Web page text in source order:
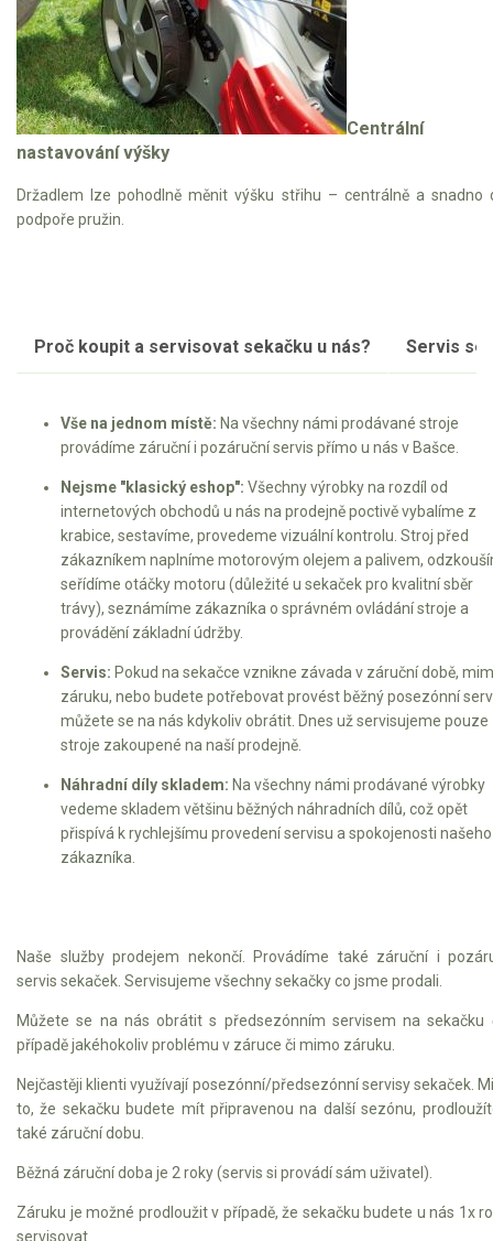
Centrální
nastavování výšky
Držadlem lze pohodlně měnit výšku střihu – centrálně a snadno
podpoře pružin.
Proč koupit a servisovat sekačku u nás? Servis
Vše na jednom místě: Na všechny námi prodávané stroje
provádíme záruční i pozáruční servis přímo u nás v Bašce.
Nejsme "klasický eshop": Všechny výrobky na rozdíl od
internetových obchodů u nás na prodejně poctivě vybalíme z
krabice, sestavíme, provedeme vizuální kontrolu. Stroj před
zákazníkem naplníme motorovým olejem a palivem,
seřídíme otáčky motoru (důležité u sekaček pro kvalitní sběr
trávy), seznámíme zákazníka o správném ovládání stroje a
provádění základní údržby.
Servis: Pokud na sekačce vznikne závada v záruční době,
záruku, nebo budete potřebovat provést běžný posezónní
můžete se na nás kdykoliv obrátit. Dnes už servisujeme pouze
stroje zakoupené na naší prodejně.
Náhradní díly skladem: Na všechny námi prodávané výrobky
vedeme skladem většinu běžných náhradních dílů, což opět
přispívá k rychlejšímu provedení servisu a spokojenosti našeho
zákazníka.
Naše služby prodejem nekončí. Provádíme také záruční i
servis sekaček. Servisujeme všechny sekačky co jsme prodali.
Můžete se na nás obrátit s předsezónním servisem na sekačku
případě jakéhokoliv problému v záruce či mimo záruku.
Nejčastěji klienti využívají posezónní/předsezónní servisy sekaček.
to, že sekačku budete mít připravenou na další sezónu,
také záruční dobu.
Běžná záruční doba je 2 roky (servis si provádí sám uživatel).
Záruku je možné prodloužit v případě, že sekačku budete u nás 1x
servisovat.